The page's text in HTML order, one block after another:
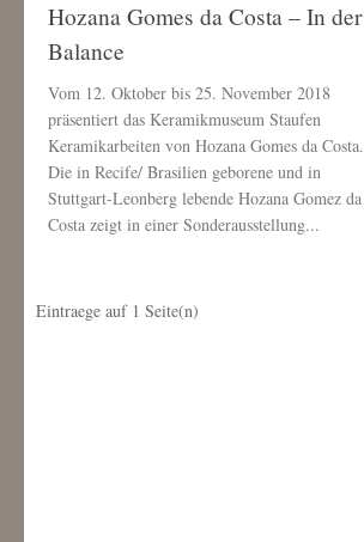
Hozana Gomes da Costa – In der
Balance
Vom 12. Oktober bis 25. November 2018
präsentiert das Keramikmuseum Staufen
Keramikarbeiten von Hozana Gomes da Costa.
Die in Recife/ Brasilien geborene und in
Stuttgart-Leonberg lebende Hozana Gomez da
Costa zeigt in einer Sonderausstellung...
Eintraege auf 1 Seite(n)